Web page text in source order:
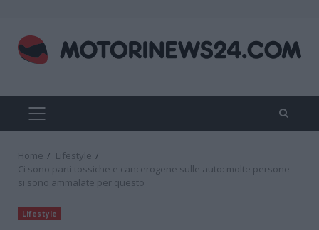
content
PRIMARY
MENU
Home
Lifestyle
Ci sono parti tossiche e cancerogene sulle auto: molte persone
si sono ammalate per questo
Lifestyle